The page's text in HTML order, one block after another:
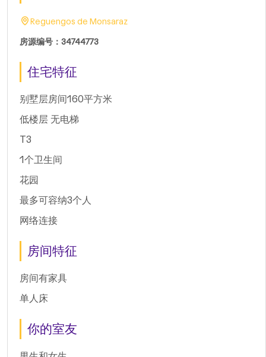
Reguengos de Monsaraz
房源编号：34744773
住宅特征
别墅层房间160平方米
低楼层 无电梯
T3
1个卫生间
花园
最多可容纳3个人
网络连接
房间特征
房间有家具
单人床
你的室友